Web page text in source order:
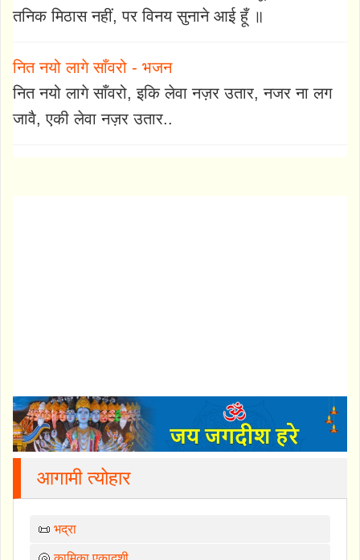
तनिक मिठास नहीं, पर विनय सुनाने आई हूँ ॥
नित नयो लागे साँवरो - भजन
नित नयो लागे साँवरो, इकि लेवा नज़र उतार, नजर ना लग
जावै, एकी लेवा नज़र उतार..
आगामी त्योहार
📜 भद्रा